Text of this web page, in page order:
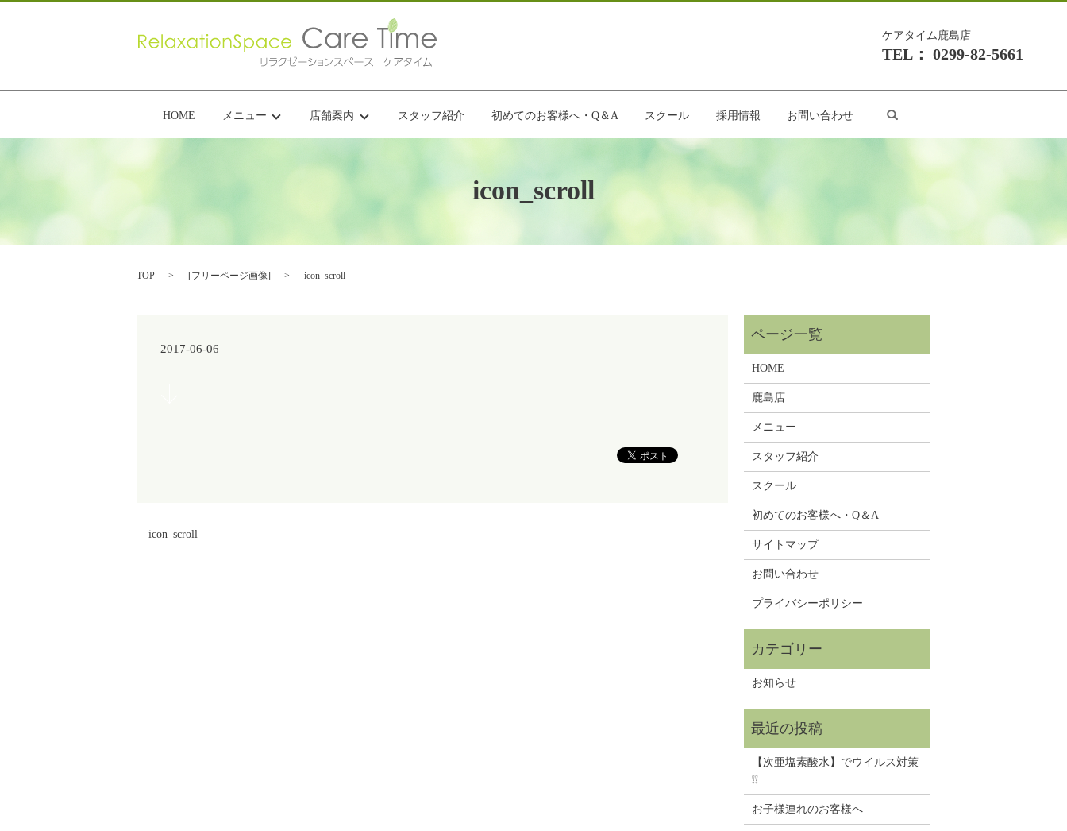
ケアタイム鹿島店
TEL： 0299-82-5661
HOME メニュー 店舗案内 スタッフ紹介 初めてのお客様へ・Q＆A スクール 採用情報 お問い合わせ
icon_scroll
TOP [フリーページ画像] icon_scroll
2017-06-06
icon_scroll
HOME
鹿島店
メニュー
スタッフ紹介
スクール
初めてのお客様へ・Q＆A
サイトマップ
お問い合わせ
プライバシーポリシー
お知らせ
【次亜塩素酸水】でウイルス対策
❕❕
お子様連れのお客様へ